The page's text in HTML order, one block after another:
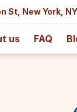
St, New York,
us FAQ